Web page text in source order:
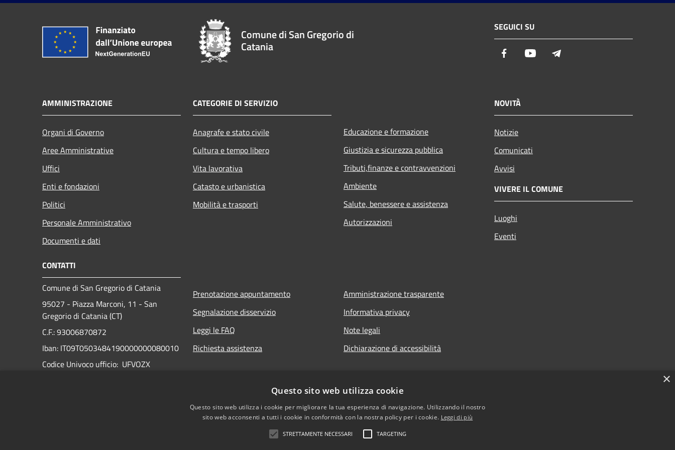
Comune di San Gregorio di
Catania
SEGUICI SU
Facebook Youtube
AMMINISTRAZIONE
Organi di Governo
Aree Amministrative
Uffici
Enti e fondazioni
Politici
Personale Amministrativo
Documenti e dati
CATEGORIE DI SERVIZIO
Anagrafe e stato civile
Cultura e tempo libero
Vita lavorativa
Catasto e urbanistica
Mobilità e trasporti
Educazione e formazione
Giustizia e sicurezza pubblica
Tributi,finanze e contravvenzioni
Ambiente
Salute, benessere e assistenza
Autorizzazioni
NOVITÀ
Notizie
Comunicati
Avvisi
VIVERE IL COMUNE
Luoghi
Eventi
CONTATTI
Comune di San Gregorio di Catania
95027 - Piazza Marconi, 11 - San
Gregorio di Catania (CT)
C.F.: 93006870872
Iban: IT09T0503484190000000080010
Codice Univoco ufficio: UFVOZX
Prenotazione appuntamento
Segnalazione disservizio
Leggi le FAQ
Richiesta assistenza
Amministrazione trasparente
Informativa privacy
Note legali
Dichiarazione di accessibilità
×
Questo sito web utilizza cookie
Questo sito web utilizza i cookie per migliorare la tua esperienza di navigazione. Utilizzando il nostro
sito web acconsenti a tutti i cookie in conformità con la nostra policy per i cookie. Leggi di più
STRETTAMENTE NECESSARI TARGETING